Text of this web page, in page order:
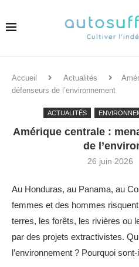
Accueil Actualités
défenseurs de l’environnement
ACTUALITÉS
Amérique centrale :
de
26 juin 2026
Au Honduras, au Panama, au
femmes et des hommes
terres, les forêts, les rivières ou
par des projets extractivistes.
l’environnement ? Pourquoi